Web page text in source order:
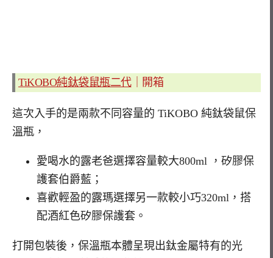
TiKOBO純鈦袋鼠瓶二代｜ 開箱
這次入手的是兩款不同容量的 TiKOBO 純鈦袋鼠保
溫瓶，
愛喝水的露老爸選擇容量較大800ml ，矽膠保
護套伯爵藍；
喜歡輕盈的露瑪選擇另一款較小巧320ml，搭
配酒紅色矽膠保護套。
打開包裝後，保溫瓶本體呈現出鈦金屬特有的光